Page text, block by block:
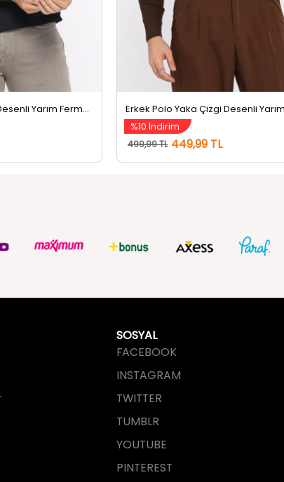
%10 İndirim
499,99 TL 449,99 TL
SOSYAL
INSTAGRAM